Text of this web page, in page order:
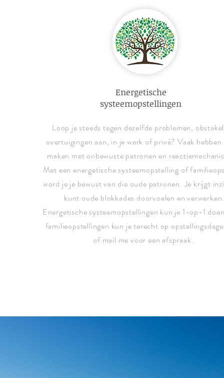
Energetische
systeemopstellingen
Loop je steeds tegen dezelfde problemen,
overtuigingen aan, in je werk of privé? Vaak
maken met onbewuste patronen en
Met een energetische systeemopstelling of
word je je bewust van die oude patronen. Je krijgt
kunt oude blokkades doorvoelen en verwerken.
Energetische systeemopstellingen kun je 1-op-1
familieopstellingen kun je terecht op
of mail me voor een afspraak.